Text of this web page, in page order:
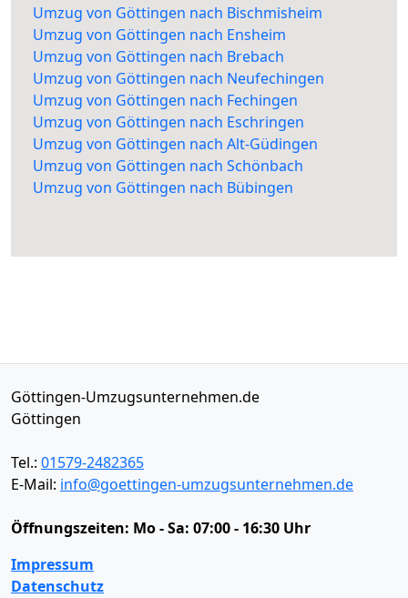
Umzug von Göttingen nach Bischmisheim
Umzug von Göttingen nach Ensheim
Umzug von Göttingen nach Brebach
Umzug von Göttingen nach Neufechingen
Umzug von Göttingen nach Fechingen
Umzug von Göttingen nach Eschringen
Umzug von Göttingen nach Alt-Güdingen
Umzug von Göttingen nach Schönbach
Umzug von Göttingen nach Bübingen
Göttingen-Umzugsunternehmen.de
Göttingen
Tel.: 01579-2482365
E-Mail: info@goettingen-umzugsunternehmen.de
Öffnungszeiten: Mo - Sa: 07:00 - 16:30 Uhr
Impressum
Datenschutz